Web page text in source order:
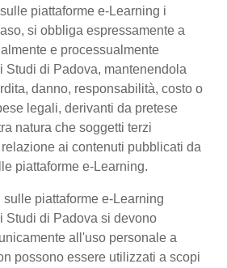
piattaforme e-Learning i
si obbliga espressamente a
e processualmente
Studi di Padova, mantenendola
danno, responsabilità, costo o
legali, derivanti da pretese
natura che soggetti terzi
ai contenuti pubblicati da
piattaforme e-Learning.
sulle piattaforme e-Learning
Studi di Padova si devono
all'uso personale a
possono essere utilizzati a scopi